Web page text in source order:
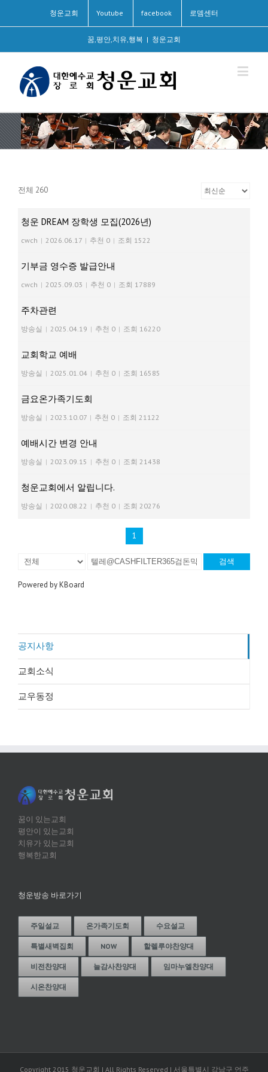
청운교회 Youtube facebook 로뎀센터
꿈,평안,치유,행복 | 청운교회
전체 260
청운 DREAM 장학생 모집(2026년)
cwch | 2026.06.17 | 추천 0 | 조회 1522
기부금 영수증 발급안내
cwch | 2025.09.03 | 추천 0 | 조회 17889
주차관련
방송실 | 2025.04.19 | 추천 0 | 조회 16220
교회학교 예배
방송실 | 2025.01.04 | 추천 0 | 조회 16585
금요온가족기도회
방송실 | 2023.10.07 | 추천 0 | 조회 21122
예배시간 변경 안내
방송실 | 2023.09.15 | 추천 0 | 조회 21438
청운교회에서 알립니다.
방송실 | 2020.08.22 | 추천 0 | 조회 20276
1
검색
Powered by KBoard
공지사항
교회소식
교우동정
꿈이 있는교회
평안이 있는교회
치유가 있는교회
행복한교회
청운방송 바로가기
주일설교 온가족기도회 수요설교
특별새벽집회 NOW 할렐루야찬양대
비전찬양대 늘감사찬양대 임마누엘찬양대
시온찬양대
Copyright 2015 청운교회 | All Rights Reserved | 서울특별시 강남구 언주